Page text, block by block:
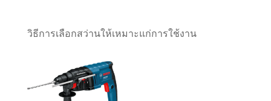
วิธีการเลือกสว่านให้เหมาะแก่การใช้งาน